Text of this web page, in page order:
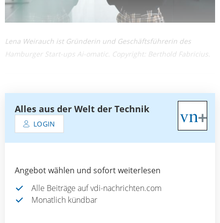
Lena Weirauch ist Gründerin und Geschäftsführerin des
Hamburger Start-ups Ai-omatic. Copyright: Berthold Fabricius.
Alles aus der Welt der Technik
LOGIN
Angebot wählen und sofort weiterlesen
Alle Beiträge auf vdi-nachrichten.com
Monatlich kündbar